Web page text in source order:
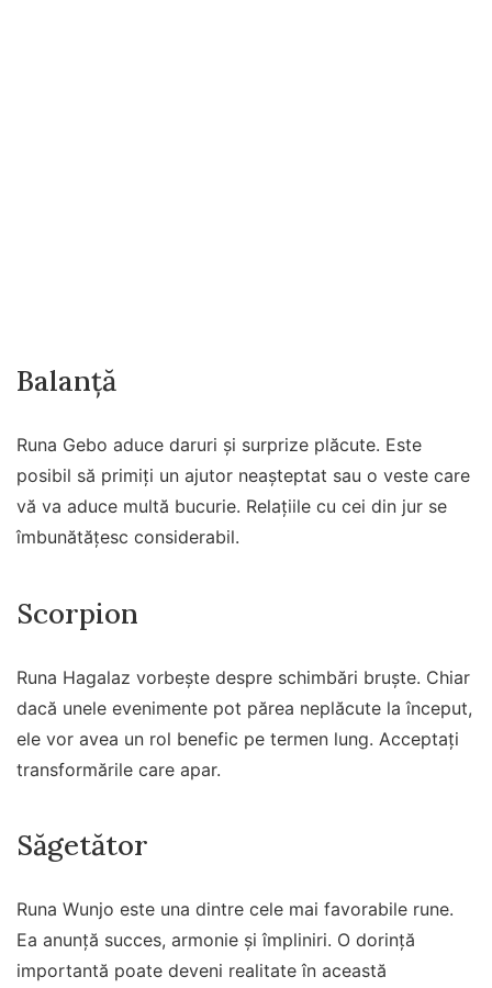
Balanță
Runa Gebo aduce daruri și surprize plăcute. Este
posibil să primiți un ajutor neașteptat sau o veste care
vă va aduce multă bucurie. Relațiile cu cei din jur se
îmbunătățesc considerabil.
Scorpion
Runa Hagalaz vorbește despre schimbări bruște. Chiar
dacă unele evenimente pot părea neplăcute la început,
ele vor avea un rol benefic pe termen lung. Acceptați
transformările care apar.
Săgetător
Runa Wunjo este una dintre cele mai favorabile rune.
Ea anunță succes, armonie și împliniri. O dorință
importantă poate deveni realitate în această